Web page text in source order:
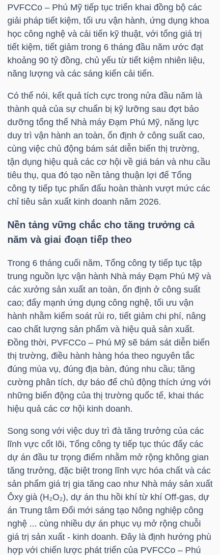
PVFCCo – Phú Mỹ tiếp tục triển khai đồng bộ các
giải pháp tiết kiệm, tối ưu vận hành, ứng dụng khoa
học công nghệ và cải tiến kỹ thuật, với tổng giá trị
tiết kiệm, tiết giảm trong 6 tháng đầu năm ước đạt
khoảng 90 tỷ đồng, chủ yếu từ tiết kiệm nhiên liệu,
năng lượng và các sáng kiến cải tiến.
Có thể nói, kết quả tích cực trong nửa đầu năm là
thành quả của sự chuẩn bị kỹ lưỡng sau đợt bảo
dưỡng tổng thể Nhà máy Đạm Phú Mỹ, năng lực
duy trì vận hành an toàn, ổn định ở công suất cao,
cùng việc chủ động bám sát diễn biến thị trường,
tận dụng hiệu quả các cơ hội về giá bán và nhu cầu
tiêu thụ, qua đó tạo nền tảng thuận lợi để Tổng
công ty tiếp tục phấn đấu hoàn thành vượt mức các
chỉ tiêu sản xuất kinh doanh năm 2026.
Nền tảng vững chắc cho tăng trưởng cả
năm và giai đoạn tiếp theo
Trong 6 tháng cuối năm, Tổng công ty tiếp tục tập
trung nguồn lực vận hành Nhà máy Đạm Phú Mỹ và
các xưởng sản xuất an toàn, ổn định ở công suất
cao; đẩy mạnh ứng dụng công nghệ, tối ưu vận
hành nhằm kiểm soát rủi ro, tiết giảm chi phí, nâng
cao chất lượng sản phẩm và hiệu quả sản xuất.
Đồng thời, PVFCCo – Phú Mỹ sẽ bám sát diễn biến
thị trường, điều hành hàng hóa theo nguyên tắc
đúng mùa vụ, đúng địa bàn, đúng nhu cầu; tăng
cường phân tích, dự báo để chủ động thích ứng với
những biến động của thị trường quốc tế, khai thác
hiệu quả các cơ hội kinh doanh.
Song song với việc duy trì đà tăng trưởng của các
lĩnh vực cốt lõi, Tổng công ty tiếp tục thúc đẩy các
dự án đầu tư trọng điểm nhằm mở rộng không gian
tăng trưởng, đặc biệt trong lĩnh vực hóa chất và các
sản phẩm giá trị gia tăng cao như Nhà máy sản xuất
Ôxy già (H₂O₂), dự án thu hồi khí từ khí Off-gas, dự
án Trung tâm Đổi mới sáng tạo Nông nghiệp công
nghệ ... cùng nhiều dự án phục vụ mở rộng chuỗi
giá trị sản xuất - kinh doanh. Đây là định hướng phù
hợp với chiến lược phát triển của PVFCCo – Phú
CỤ
ĐẦU
TƯ
TRUY
XUẤT
DỮ
LIỆU
Ngành
(-)
VS-
SECTOR
NĂNG
LƯỢNG
NGUYÊN
VẬT
LIỆU
CÔNG
NGHIỆP
TIÊU
DÙNG
KHÔNG
THIẾT